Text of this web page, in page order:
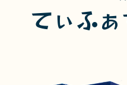
てぃふ